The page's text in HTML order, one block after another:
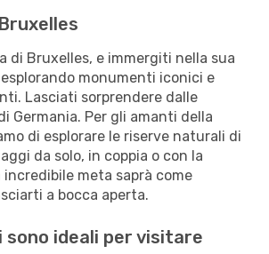
di Bruxelles, e immergiti nella sua
monumenti iconici e
Lasciati sorprendere dalle
Germania. Per gli amanti della
di esplorare le riserve naturali di
da solo, in coppia o con la
meta saprà come
a bocca aperta.
sono ideali per visitare